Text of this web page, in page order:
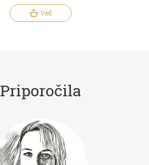
Več
Priporočila